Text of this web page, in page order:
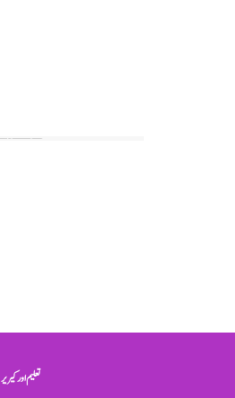
تعلیم اور کیریر